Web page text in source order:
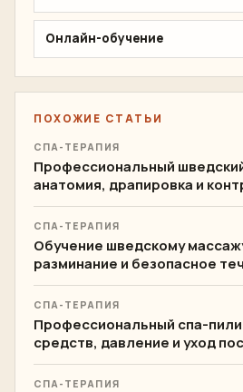
Онлайн-обучение
ПОХОЖИЕ СТАТЬИ
СПА-ТЕРАПИЯ
Профессиональный
анатомия, драпировка и
СПА-ТЕРАПИЯ
Обучение шведскому
разминание и безопасное
СПА-ТЕРАПИЯ
Профессиональный спа-
средств, давление и уход
СПА-ТЕРАПИЯ